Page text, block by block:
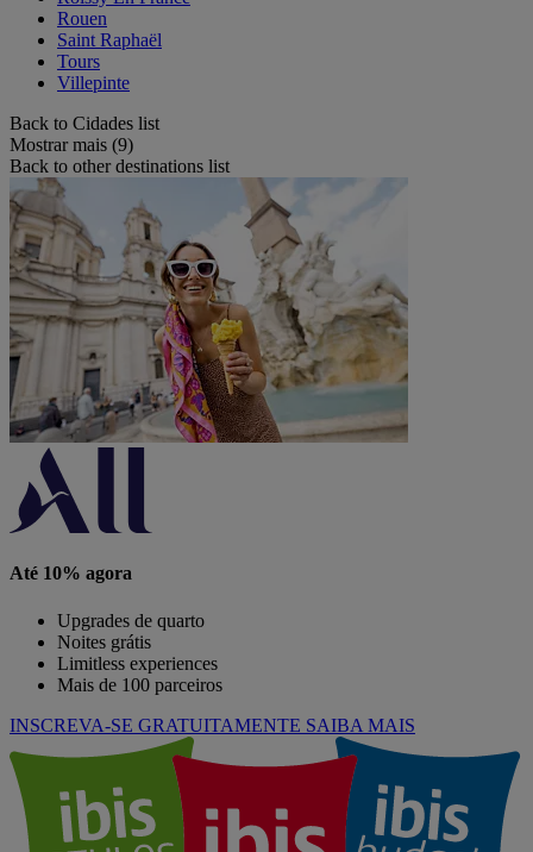
Rouen
Saint Raphaël
Tours
Villepinte
Back to Cidades list
Mostrar mais (9)
Back to other destinations list
Até 10% agora
Upgrades de quarto
Noites grátis
Limitless experiences
Mais de 100 parceiros
INSCREVA-SE GRATUITAMENTE SAIBA MAIS